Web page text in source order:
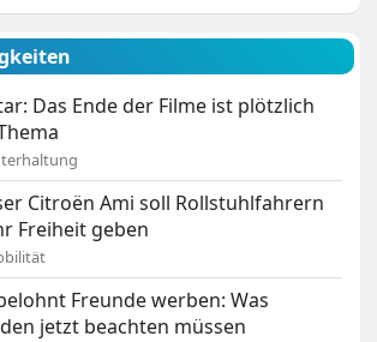
Das Ende der Filme ist plötzlich
Citroën Ami soll Rollstuhlfahrern
Freiheit geben
Freunde werben: Was
jetzt beachten müssen